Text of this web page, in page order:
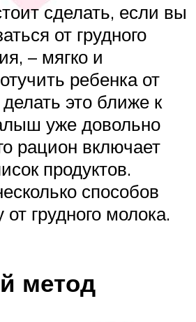
сделать, если вы
от грудного
– мягко и
ребенка от
это ближе к
уже довольно
рацион включает
продуктов.
способов
от грудного молока.
метод